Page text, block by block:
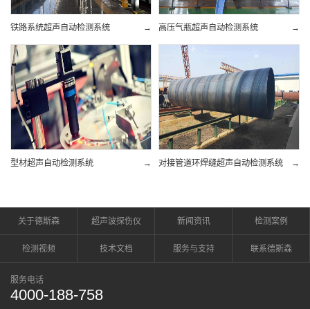
→
铁路系统超声自动检测系统 →
高压气瓶超声自动检测系统
→
型材超声自动检测系统 →
对接管道环焊缝超声自动检测系统
关于德斯森 超声波探伤仪 新闻资讯 检测案例
检测视频 技术文档 服务与支持 联系德斯森
服务电话
4000-188-758